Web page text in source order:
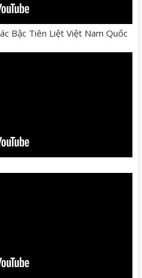
Bậc Tiên Liệt Việt Nam Quốc